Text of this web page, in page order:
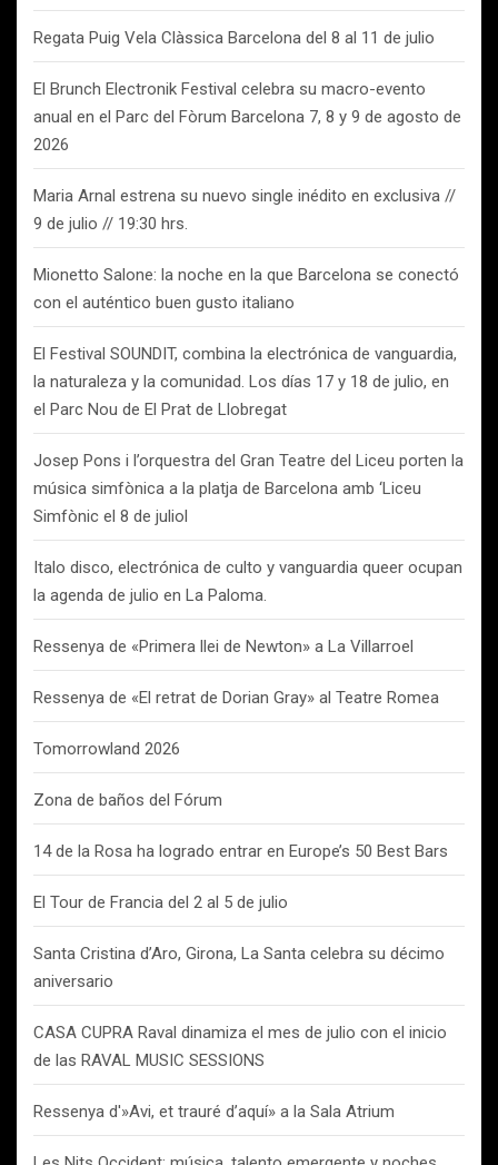
Regata Puig Vela Clàssica Barcelona del 8 al 11 de julio
El Brunch Electronik Festival celebra su macro-evento
anual en el Parc del Fòrum Barcelona 7, 8 y 9 de agosto de
2026
Maria Arnal estrena su nuevo single inédito en exclusiva //
9 de julio // 19:30 hrs.
Mionetto Salone: la noche en la que Barcelona se conectó
con el auténtico buen gusto italiano
El Festival SOUNDIT, combina la electrónica de vanguardia,
la naturaleza y la comunidad. Los días 17 y 18 de julio, en
el Parc Nou de El Prat de Llobregat
Josep Pons i l’orquestra del Gran Teatre del Liceu porten la
música simfònica a la platja de Barcelona amb ‘Liceu
Simfònic el 8 de juliol
Italo disco, electrónica de culto y vanguardia queer ocupan
la agenda de julio en La Paloma.
Ressenya de «Primera llei de Newton» a La Villarroel
Ressenya de «El retrat de Dorian Gray» al Teatre Romea
Tomorrowland 2026
Zona de baños del Fórum
14 de la Rosa ha logrado entrar en Europe’s 50 Best Bars
El Tour de Francia del 2 al 5 de julio
Santa Cristina d’Aro, Girona, La Santa celebra su décimo
aniversario
CASA CUPRA Raval dinamiza el mes de julio con el inicio
de las RAVAL MUSIC SESSIONS
Ressenya d'»Avi, et trauré d’aquí» a la Sala Atrium